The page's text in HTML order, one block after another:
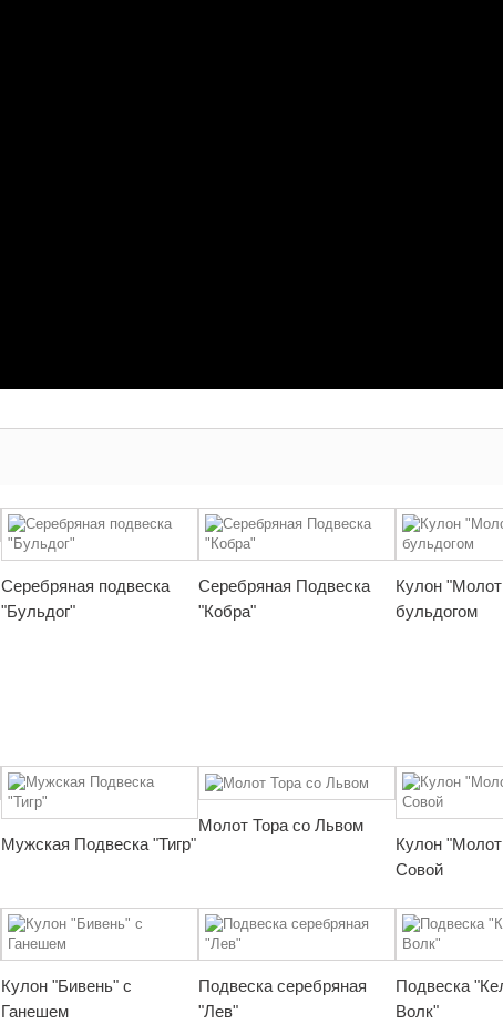
Серебряная подвеска
"Бульдог"
Серебряная Подвеска
"Кобра"
Кулон "Молот
бульдогом
Мужская Подвеска "Тигр"
Молот Тора со Львом
Кулон "Молот
Совой
Кулон "Бивень" с
Ганешем
Подвеска серебряная
"Лев"
Подвеска
Волк"